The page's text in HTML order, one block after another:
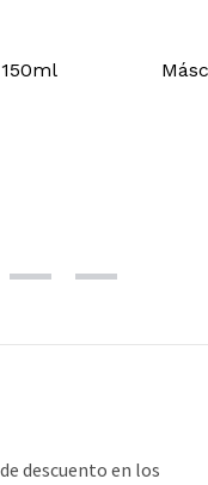
descuento en los